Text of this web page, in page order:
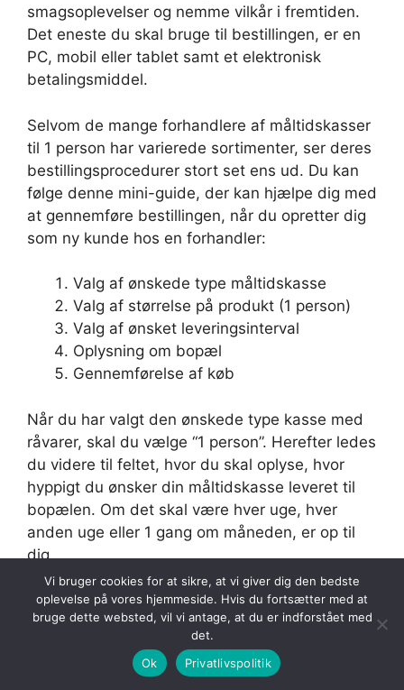
smagsoplevelser og nemme vilkår i fremtiden.
Det eneste du skal bruge til bestillingen, er en
PC, mobil eller tablet samt et elektronisk
betalingsmiddel.
Selvom de mange forhandlere af måltidskasser
til 1 person har varierede sortimenter, ser deres
bestillingsprocedurer stort set ens ud. Du kan
følge denne mini-guide, der kan hjælpe dig med
at gennemføre bestillingen, når du opretter dig
som ny kunde hos en forhandler:
Valg af ønskede type måltidskasse
Valg af størrelse på produkt (1 person)
Valg af ønsket leveringsinterval
Oplysning om bopæl
Gennemførelse af køb
Når du har valgt den ønskede type kasse med
råvarer, skal du vælge “1 person”. Herefter ledes
du videre til feltet, hvor du skal oplyse, hvor
hyppigt du ønsker din måltidskasse leveret til
bopælen. Om det skal være hver uge, hver
anden uge eller 1 gang om måneden, er op til
dig.
Endelig skal du angive din bopæl, så råvarerne
kan leveres direkte til din hoveddør.
Særligt om betaling af
Vi bruger cookies for at sikre, at vi giver dig den bedste
oplevelse på vores hjemmeside. Hvis du fortsætter med at
bruge dette websted, vil vi antage, at du er indforstået med
det.
Ok
Privatlivspolitik